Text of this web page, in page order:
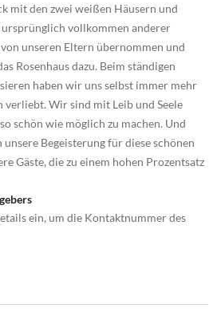
mit den zwei weißen Häusern und
vollkommen anderer
unseren Eltern übernommen und
Rosenhaus dazu. Beim ständigen
haben wir uns selbst immer mehr
verliebt. Wir sind mit Leib und Seele
schön wie möglich zu machen. Und
Begeisterung für diese schönen
Gäste, die zu einem hohen Prozentsatz
ein, um die Kontaktnummer des